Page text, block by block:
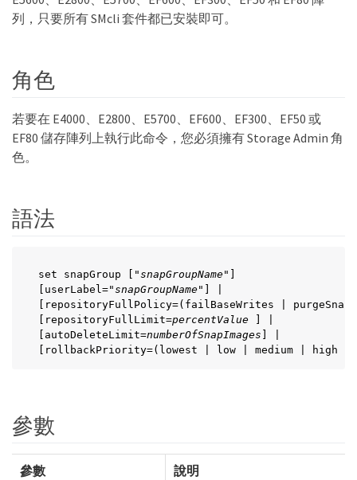
列，只要所有 SMcli 套件都已安裝即可。
角色
若要在 E4000、E2800、E5700、EF600、EF300、EF50 或
EF80 儲存陣列上執行此命令，您必須擁有 Storage Admin 角
色。
語法
set snapGroup ["snapGroupName"]
[userLabel="snapGroupName"] |
[repositoryFullPolicy=(failBaseWrites |
[repositoryFullLimit=percentValue
[autoDeleteLimit=numberOfSnapImages
[rollbackPriority=(lowest | low | medium | high |
參數
參數 說明